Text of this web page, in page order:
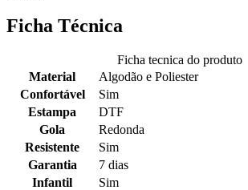
Ficha Técnica
Ficha tecnica do produto
Material
Algodão e Poliester
Confortável
Sim
Estampa
DTF
Gola
Redonda
Resistente
Sim
Garantia
7 dias
Infantil
Sim